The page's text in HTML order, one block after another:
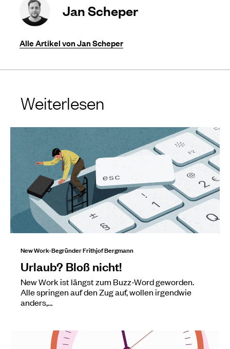
Jan Scheper
Alle Artikel von Jan Scheper
Weiterlesen
New Work-Begründer Frithjof Bergmann
Urlaub? Bloß nicht!
New Work ist längst zum Buzz-Word geworden.
Alle springen auf den Zug auf, wollen irgendwie
anders,…